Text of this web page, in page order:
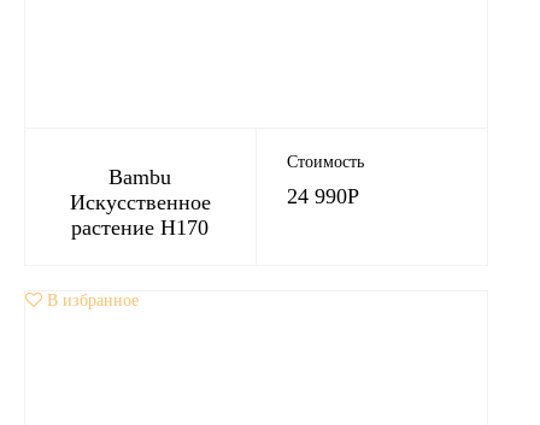
Bambu
Искусственное
растение H170
Стоимость
24 990Р
В избранное